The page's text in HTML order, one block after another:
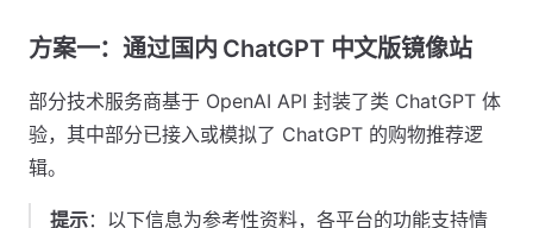
方案一：通过国内 ChatGPT 中文版镜像站
部分技术服务商基于 OpenAI API 封装了类 ChatGPT 体
验，其中部分已接入或模拟了 ChatGPT 的购物推荐逻
辑。
提示：以下信息为参考性资料，各平台的功能支持情